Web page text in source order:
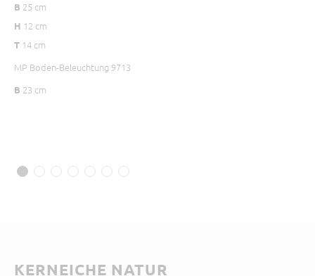
B 25 cm
H 12 cm
T 14 cm
MP Boden-Beleuchtung 9713
B 23 cm
KERNEICHE NATUR